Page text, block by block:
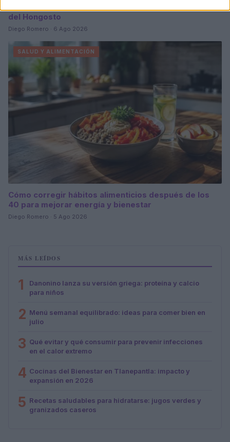
del Hongosto
Diego Romero · 6 Ago 2026
SALUD Y ALIMENTACIÓN
Cómo corregir hábitos alimenticios después de los
40 para mejorar energía y bienestar
Diego Romero · 5 Ago 2026
MÁS LEÍDOS
1
Danonino lanza su versión griega: proteína y calcio
para niños
2 Menú semanal equilibrado: ideas para comer bien en
julio
3 Qué evitar y qué consumir para prevenir infecciones
en el calor extremo
4 Cocinas del Bienestar en Tlanepantla: impacto y
expansión en 2026
5 Recetas saludables para hidratarse: jugos verdes y
granizados caseros